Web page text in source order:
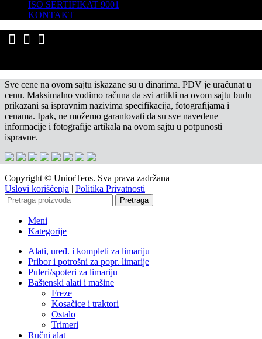
ISO SERTIFIKAT 9001
KONTAKT
Sve cene na ovom sajtu iskazane su u dinarima. PDV je uračunat u
cenu. Maksimalno vodimo računa da svi artikli na ovom sajtu budu
prikazani sa ispravnim nazivima specifikacija, fotografijama i
cenama. Ipak, ne možemo garantovati da su sve navedene
informacije i fotografije artikala na ovom sajtu u potpunosti
ispravne.
Copyright © UniorTeos. Sva prava zadržana
Uslovi korišćenja | Politika Privatnosti
Pretraga
Meni
Kategorije
Alati, uređ. i kompleti za limariju
Pribor i potrošni za popr. limarije
Puleri/spoteri za limariju
Baštenski alati i mašine
Freze
Kosačice i traktori
Ostalo
Trimeri
Ručni alat